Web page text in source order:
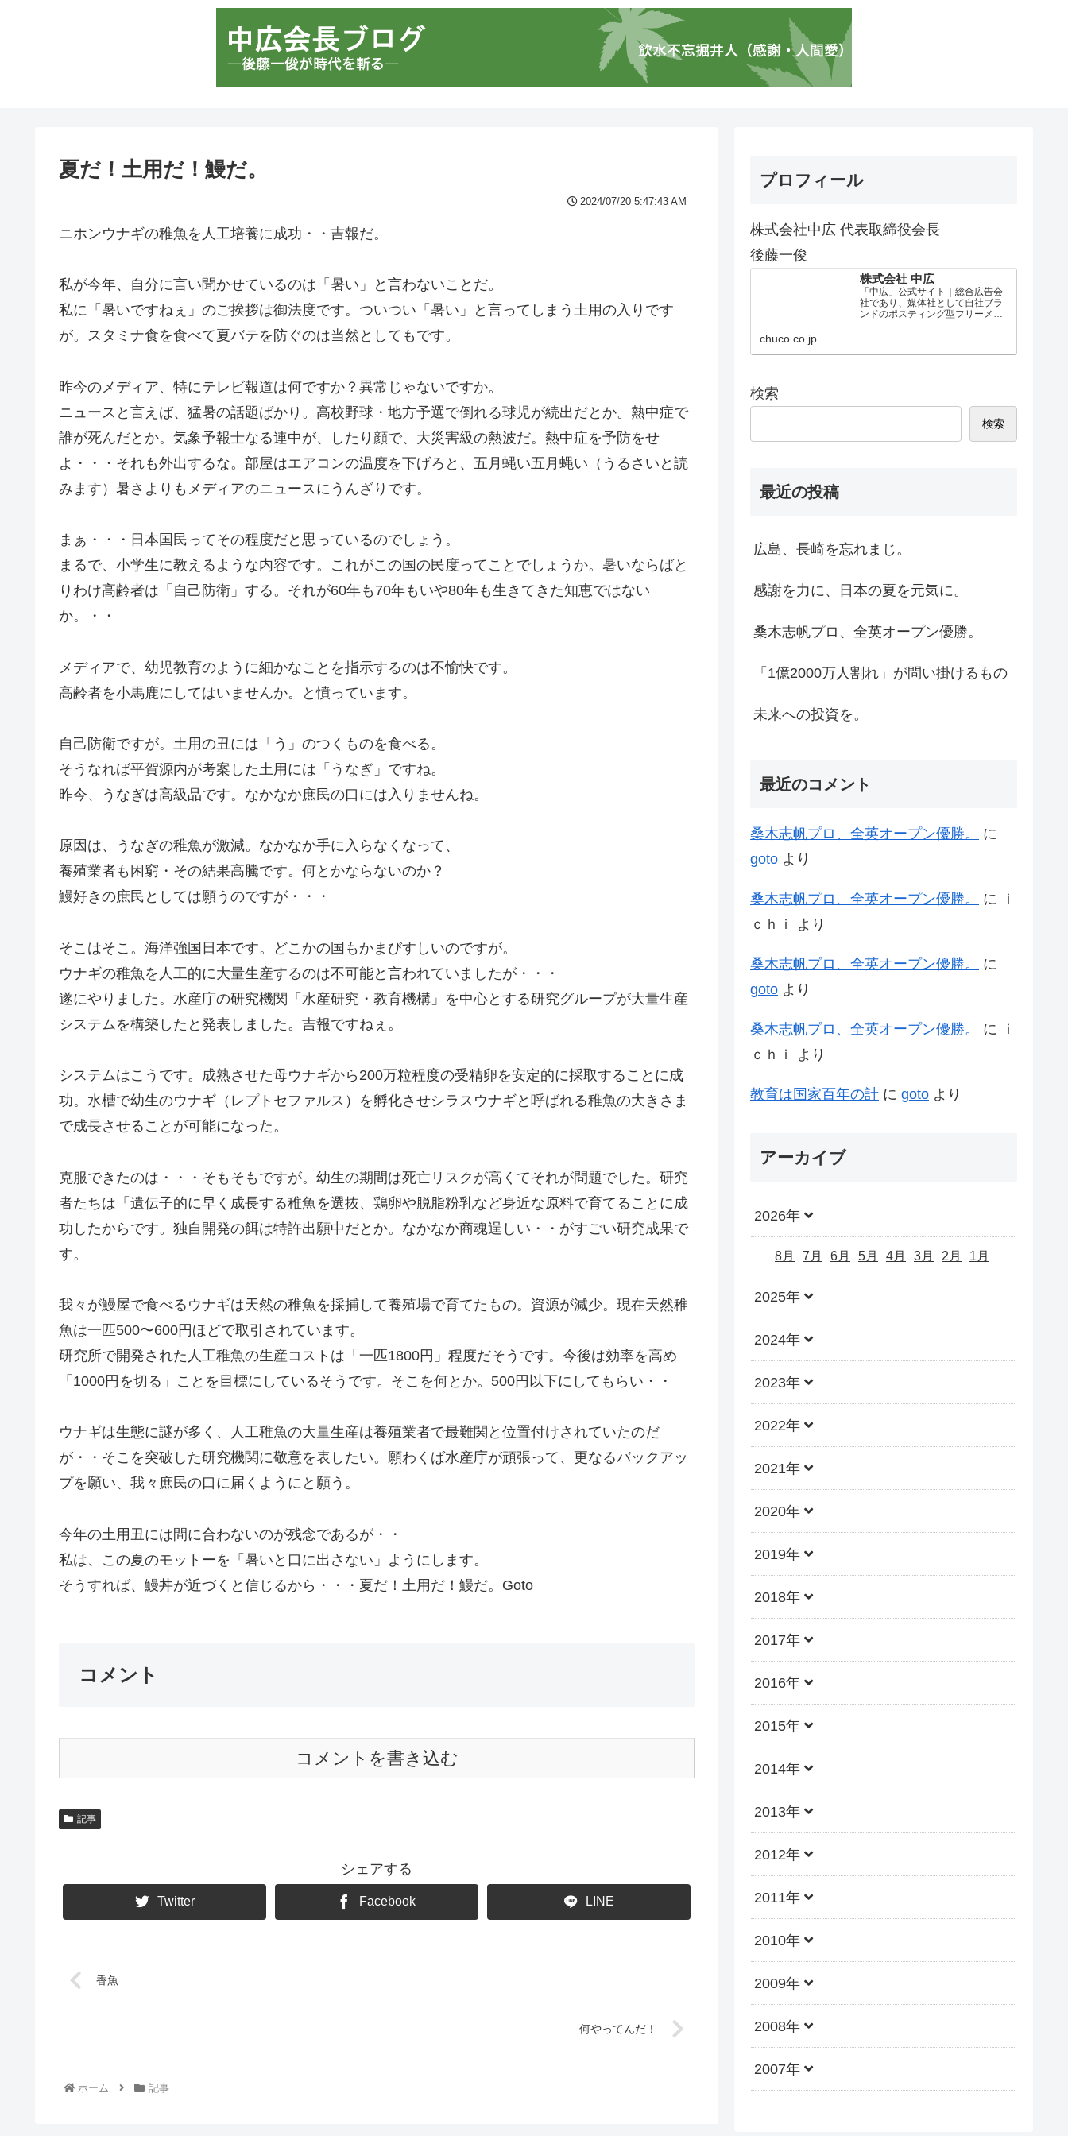
夏だ！土用だ！鰻だ。
2024/07/20 5:47:43 AM
ニホンウナギの稚魚を人工培養に成功・・吉報だ。
私が今年、自分に言い聞かせているのは「暑い」と言わないことだ。
私に「暑いですねぇ」のご挨拶は御法度です。ついつい「暑い」と言ってしまう土用の入りです
が。スタミナ食を食べて夏バテを防ぐのは当然としてもです。
昨今のメディア、特にテレビ報道は何ですか？異常じゃないですか。
ニュースと言えば、猛暑の話題ばかり。高校野球・地方予選で倒れる球児が続出だとか。熱中症で
誰が死んだとか。気象予報士なる連中が、したり顔で、大災害級の熱波だ。熱中症を予防をせ
よ・・・それも外出するな。部屋はエアコンの温度を下げろと、五月蝿い五月蝿い（うるさいと読
みます）暑さよりもメディアのニュースにうんざりです。
まぁ・・・日本国民ってその程度だと思っているのでしょう。
まるで、小学生に教えるような内容です。これがこの国の民度ってことでしょうか。暑いならばと
りわけ高齢者は「自己防衛」する。それが60年も70年もいや80年も生きてきた知恵ではない
か。・・
メディアで、幼児教育のように細かなことを指示するのは不愉快です。
高齢者を小馬鹿にしてはいませんか。と憤っています。
自己防衛ですが。土用の丑には「う」のつくものを食べる。
そうなれば平賀源内が考案した土用には「うなぎ」ですね。
昨今、うなぎは高級品です。なかなか庶民の口には入りませんね。
原因は、うなぎの稚魚が激減。なかなか手に入らなくなって、
養殖業者も困窮・その結果高騰です。何とかならないのか？
鰻好きの庶民としては願うのですが・・・
そこはそこ。海洋強国日本です。どこかの国もかまびすしいのですが。
ウナギの稚魚を人工的に大量生産するのは不可能と言われていましたが・・・
遂にやりました。水産庁の研究機関「水産研究・教育機構」を中心とする研究グループが大量生産
システムを構築したと発表しました。吉報ですねぇ。
システムはこうです。成熟させた母ウナギから200万粒程度の受精卵を安定的に採取することに成
功。水槽で幼生のウナギ（レプトセファルス）を孵化させシラスウナギと呼ばれる稚魚の大きさま
で成長させることが可能になった。
克服できたのは・・・そもそもですが。幼生の期間は死亡リスクが高くてそれが問題でした。研究
者たちは「遺伝子的に早く成長する稚魚を選抜、鶏卵や脱脂粉乳など身近な原料で育てることに成
功したからです。独自開発の餌は特許出願中だとか。なかなか商魂逞しい・・がすごい研究成果で
す。
我々が鰻屋で食べるウナギは天然の稚魚を採捕して養殖場で育てたもの。資源が減少。現在天然稚
魚は一匹500〜600円ほどで取引されています。
研究所で開発された人工稚魚の生産コストは「一匹1800円」程度だそうです。今後は効率を高め
「1000円を切る」ことを目標にしているそうです。そこを何とか。500円以下にしてもらい・・
ウナギは生態に謎が多く、人工稚魚の大量生産は養殖業者で最難関と位置付けされていたのだ
が・・そこを突破した研究機関に敬意を表したい。願わくば水産庁が頑張って、更なるバックアッ
プを願い、我々庶民の口に届くようにと願う。
今年の土用丑には間に合わないのが残念であるが・・
私は、この夏のモットーを「暑いと口に出さない」ようにします。
そうすれば、鰻丼が近づくと信じるから・・・夏だ！土用だ！鰻だ。Goto
コメント
コメントを書き込む
記事
シェアする
Twitter Facebook LINE
香魚
何やってんだ！
ホーム 記事
プロフィール
株式会社中広 代表取締役会長
後藤一俊
株式会社 中広
「中広」公式サイト｜総合広告会
社であり、媒体社として自社ブラ
ンドのポスティング型フリーメデ
chuco.co.jp
検索
検索
最近の投稿
広島、長崎を忘れまじ。
感謝を力に、日本の夏を元気に。
桑木志帆プロ、全英オープン優勝。
「1億2000万人割れ」が問い掛けるもの
未来への投資を。
最近のコメント
桑木志帆プロ、全英オープン優勝。
に
goto より
桑木志帆プロ、全英オープン優勝。 に
ｉ
ｃｈｉ
より
桑木志帆プロ、全英オープン優勝。
に
goto より
桑木志帆プロ、全英オープン優勝。 に
ｉ
ｃｈｉ
より
教育は国家百年の計 に goto より
アーカイブ
2026年
8月 7月 6月 5月 4月 3月 2月 1月
2025年
2024年
2023年
2022年
2021年
2020年
2019年
2018年
2017年
2016年
2015年
2014年
2013年
2012年
2011年
2010年
2009年
2008年
2007年